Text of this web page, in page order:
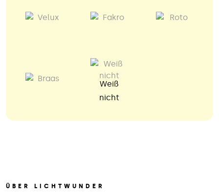
Weiß
nicht
ÜBER LICHTWUNDER